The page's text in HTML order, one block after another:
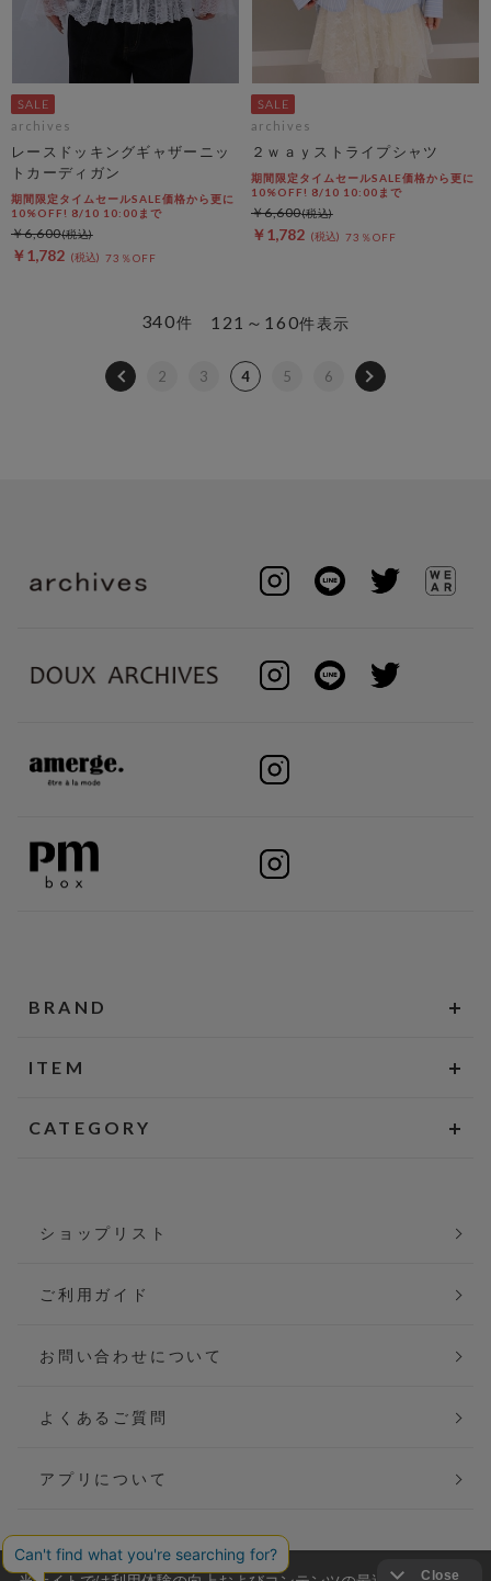
archives
レースドッキングギャザーニッ
トカーディガン
期間限定タイムセールSALE価格から更に
10%OFF! 8/10 10:00まで
￥1,782 73％OFF
￥6,600
archives
２ｗａｙストライプシャツ
期間限定タイムセールSALE価格から更に
10%OFF! 8/10 10:00まで
￥1,782 73％OFF
￥6,600
121～160件表示
340件
2 3 4 5 6
BRAND
ITEM
CATEGORY
ショップリスト
ご利用ガイド
お問い合わせについて
よくあるご質問
アプリについて